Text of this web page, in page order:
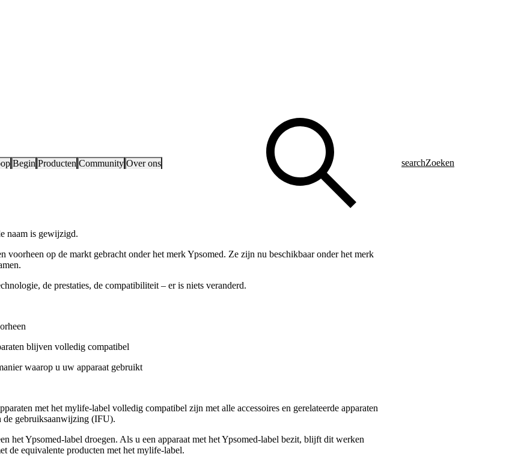
Begin Producten Community Over ons searchZoeken
naam is gewijzigd.
voorheen op de markt gebracht onder het merk Ypsomed. Ze zijn nu beschikbaar onder het merk
de prestaties, de compatibiliteit – er is niets veranderd.
blijven volledig compatibel
waarop u uw apparaat gebruikt
met het mylife-label volledig compatibel zijn met alle accessoires en gerelateerde apparaten
de gebruiksaanwijzing (IFU).
het Ypsomed-label droegen. Als u een apparaat met het Ypsomed-label bezit, blijft dit werken
de equivalente producten met het mylife-label.